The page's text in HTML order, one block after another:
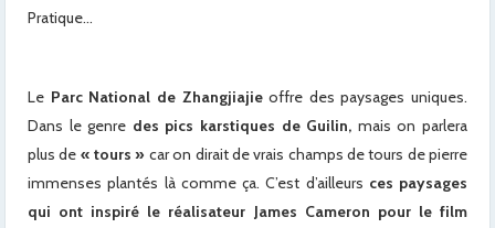
Pratique…
Le Parc National de Zhangjiajieoffre des paysages uniques.
Dans le genre des pics karstiques de Guilin, mais on parlera
plus de « tours » car on dirait de vrais champs de tours de pierre
immenses plantés là comme ça. C’est d’ailleurs ces paysages
qui ont inspiré le réalisateur James Cameron pour le film